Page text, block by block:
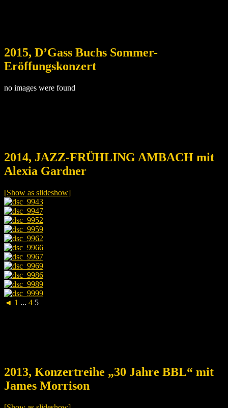
2015, D’Gass Buchs Sommer-
Eröffungskonzert
no images were found
2014, JAZZ-FRÜHLING AMBACH mit
Alexia Gardner
[Show as slideshow]
◄ 1 ... 4 5
2013, Konzertreihe „30 Jahre BBL“ mit
James Morrison